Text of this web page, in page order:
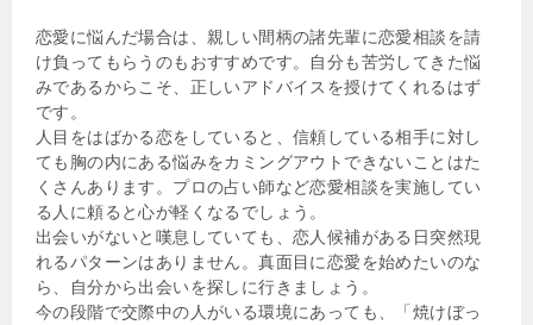
恋愛に悩んだ場合は、親しい間柄の諸先輩に恋愛相談を請
け負ってもらうのもおすすめです。自分も苦労してきた悩
みであるからこそ、正しいアドバイスを授けてくれるはず
です。
人目をはばかる恋をしていると、信頼している相手に対し
ても胸の内にある悩みをカミングアウトできないことはた
くさんあります。プロの占い師など恋愛相談を実施してい
る人に頼ると心が軽くなるでしょう。
出会いがないと嘆息していても、恋人候補がある日突然現
れるパターンはありません。真面目に恋愛を始めたいのな
ら、自分から出会いを探しに行きましょう。
今の段階で交際中の人がいる環境にあっても、「焼けぼっ